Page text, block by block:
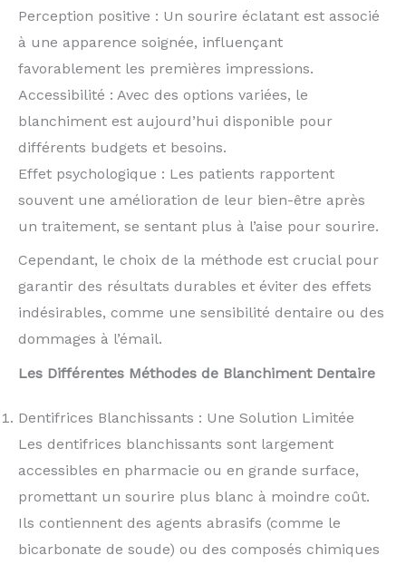
Perception positive : Un sourire éclatant est associé
à une apparence soignée, influençant
favorablement les premières impressions.
Accessibilité : Avec des options variées, le
blanchiment est aujourd’hui disponible pour
différents budgets et besoins.
Effet psychologique : Les patients rapportent
souvent une amélioration de leur bien-être après
un traitement, se sentant plus à l’aise pour sourire.
Cependant, le choix de la méthode est crucial pour
garantir des résultats durables et éviter des effets
indésirables, comme une sensibilité dentaire ou des
dommages à l’émail.
Les Différentes Méthodes de Blanchiment Dentaire
Dentifrices Blanchissants : Une Solution Limitée
Les dentifrices blanchissants sont largement
accessibles en pharmacie ou en grande surface,
promettant un sourire plus blanc à moindre coût.
Ils contiennent des agents abrasifs (comme le
bicarbonate de soude) ou des composés chimiques